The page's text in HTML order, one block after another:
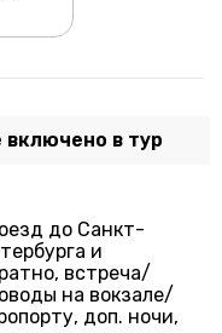
включено в тур
до Санкт-
и
встреча/
на вокзале/
доп. ночи,